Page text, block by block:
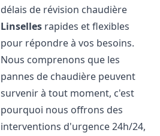
délais de révision chaudière
Linselles rapides et flexibles
pour répondre à vos besoins.
Nous comprenons que les
pannes de chaudière peuvent
survenir à tout moment, c'est
pourquoi nous offrons des
interventions d'urgence 24h/24,